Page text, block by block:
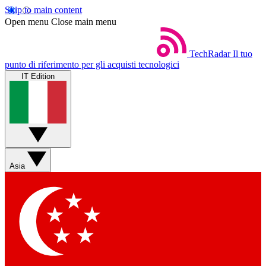
Skip to main content
Open menu Close main menu
TechRadar Il tuo
punto di riferimento per gli acquisti tecnologici
IT Edition
Asia